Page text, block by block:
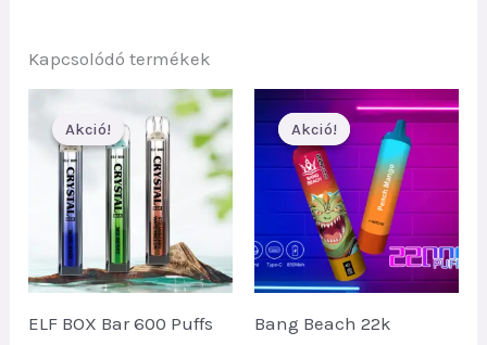
Kapcsolódó termékek
Akció!
Akció!
ELF BOX Bar 600 Puffs
Akció!
Akció!
Bang Beach 22k